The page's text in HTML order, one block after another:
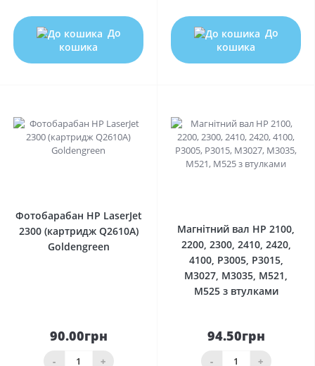
До
кошика
До
кошика
Фотобарабан HP LaserJet
2300 (картридж Q2610A)
Goldengreen
90.00грн
- +
Магнітний вал HP 2100,
2200, 2300, 2410, 2420,
4100, P3005, P3015,
M3027, M3035, M521,
M525 з втулками
94.50грн
- +